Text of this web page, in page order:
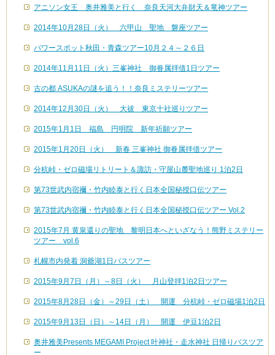
アニソン女王 奥井雅美と行く 奈良天河大弁財天＆竜神ツアー
2014年10月28日（火） 六甲山 聖地 磐座ツアー
パワースポット秋田・青森ツアー10月２４～２６日
2014年11月11日（火）三峯神社 御眷属拝借1日ツアー
古の都 ASUKAの謎を追う！！奈良ミステリーツアー
2014年12月30日（火） 大祓 東京十社巡りツアー
2015年1月1日 福島 円明院 新年祈願ツアー
2015年1月20日（火） 新春 三峯神社 御眷属拝借ツアー
分杭峠・ゼロ磁場リトリート＆諏訪・守屋山麓聖地巡り 1泊2日
第73世武内宿禰・竹内睦泰と行く日本全国秘授口伝ツアー
第73世武内宿禰・竹内睦泰と行く日本全国秘授口伝ツアー Vol.2
2015年7月 黄泉還りの聖地 黎明日本へといざなう！熊野ミステリー
ツアー vol.6
札幌市内発着 洞爺湖1日バスツアー
2015年9月7日（月）～8日（火） 月山登拝1泊2日ツアー
2015年8月28日（金）～29日（土） 開運 分杭峠・ゼロ磁場1泊2日
2015年9月13日（日）～14日（月） 開運 伊豆1泊2日
奥井雅美Presents MEGAMI Project 叶神社・走水神社 日帰りバスツア
ー